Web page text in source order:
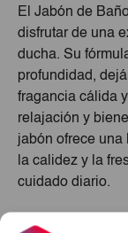
El Jabón de
disfrutar de una
ducha. Su
profundidad,
fragancia cálida
relajación y
jabón ofrece una
la calidez y la
cuidado diario.
Productos